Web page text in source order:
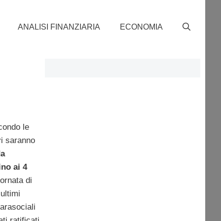
ANALISI FINANZIARIA ECONOMIA
le
saranno
ai 4
di